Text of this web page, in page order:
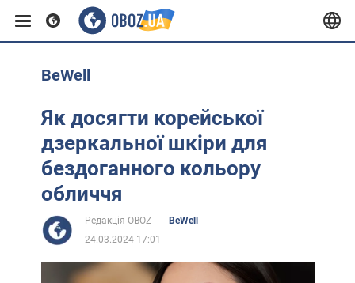
Європа
США
Африка
BeWell
Як досягти корейської
дзеркальної шкіри для
бездоганного кольору
обличчя
Редакція OBOZ
BeWell
24.03.2024 17:01